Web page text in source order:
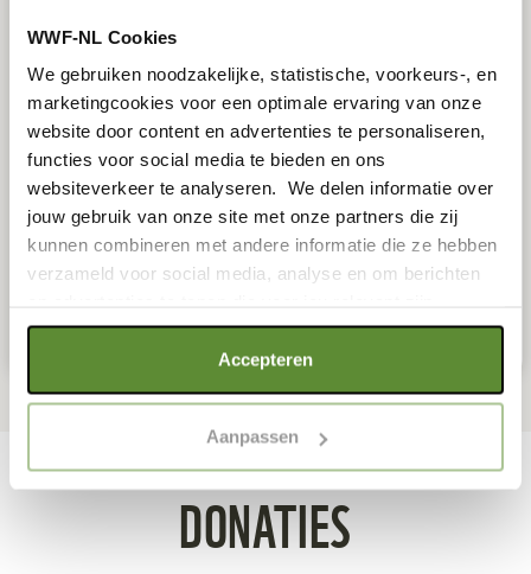
WWF-NL Cookies
We gebruiken noodzakelijke, statistische, voorkeurs-, en
marketingcookies voor een optimale ervaring van onze
website door content en advertenties te personaliseren,
functies voor social media te bieden en ons
websiteverkeer te analyseren. We delen informatie over
jouw gebruik van onze site met onze partners die zij
kunnen combineren met andere informatie die ze hebben
verzameld voor social media, analyse en om berichten
Als je op "Alle cookies accepteren" klikt, ga je akkoord
met een optimaal gebruik van de website. Als je niet alle
"selectie toestaan" of "alleen noodzakelijke cookies", wat
wel gevolgen kan hebben voor de gebruiksvriendelijkheid
van de website. Voor meer inzage in de cookies klik dan
op "Cookie instellingen". Lees voor meer informatie
Accepteren
Aanpassen
QR-CODE VAN DEZE ACTIE: SCAN EN BETAAL!
DONATIES